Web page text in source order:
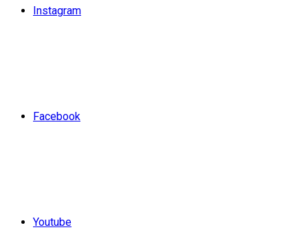
Instagram
Facebook
Youtube